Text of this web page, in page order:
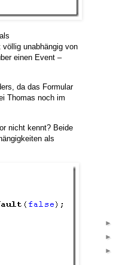
unabhängig von
einen Event –
da das Formular
Thomas noch im
nicht kennt? Beide
als